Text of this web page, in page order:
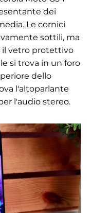
dei
Le cornici
sottili, ma
il vetro protettivo
si trova in un foro
dello
l'altoparlante
l'audio stereo.